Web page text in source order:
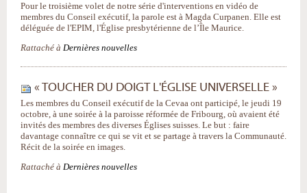
Pour le troisième volet de notre série d'interventions en vidéo de
membres du Conseil exécutif, la parole est à Magda Curpanen. Elle est
déléguée de l'EPIM, l'Église presbytérienne de l’Île Maurice.
Rattaché à Dernières nouvelles
« TOUCHER DU DOIGT L'ÉGLISE UNIVERSELLE »
Les membres du Conseil exécutif de la Cevaa ont participé, le jeudi 19
octobre, à une soirée à la paroisse réformée de Fribourg, où avaient été
invités des membres des diverses Églises suisses. Le but : faire
davantage connaître ce qui se vit et se partage à travers la Communauté.
Récit de la soirée en images.
Rattaché à Dernières nouvelles